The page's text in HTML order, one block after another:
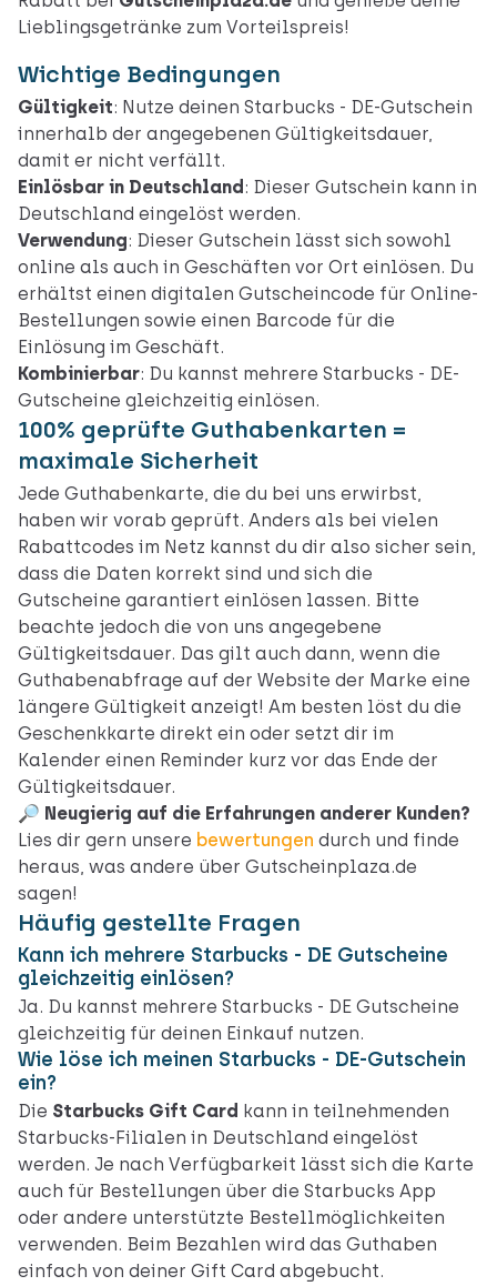
Lieblingsgetränke zum Vorteilspreis!
Wichtige Bedingungen
Gültigkeit: Nutze deinen Starbucks - DE-Gutschein
innerhalb der angegebenen Gültigkeitsdauer,
damit er nicht verfällt.
Einlösbar in Deutschland : Dieser Gutschein kann in
Deutschland eingelöst werden.
Verwendung: Dieser Gutschein lässt sich sowohl
online als auch in Geschäften vor Ort einlösen. Du
erhältst einen digitalen Gutscheincode für Online-
Bestellungen sowie einen Barcode für die
Einlösung im Geschäft.
Kombinierbar: Du kannst mehrere Starbucks - DE-
Gutscheine gleichzeitig einlösen.
100% geprüfte Guthabenkarten =
maximale Sicherheit
Jede Guthabenkarte, die du bei uns erwirbst,
haben wir vorab geprüft. Anders als bei vielen
Rabattcodes im Netz kannst du dir also sicher sein,
dass die Daten korrekt sind und sich die
Gutscheine garantiert einlösen lassen. Bitte
beachte jedoch die von uns angegebene
Gültigkeitsdauer. Das gilt auch dann, wenn die
Guthabenabfrage auf der Website der Marke eine
längere Gültigkeit anzeigt! Am besten löst du die
Geschenkkarte direkt ein oder setzt dir im
Kalender einen Reminder kurz vor das Ende der
Gültigkeitsdauer.
🔎 Neugierig auf die Erfahrungen anderer Kunden?
Lies dir gern unsere bewertungen durch und finde
heraus, was andere über Gutscheinplaza.de
sagen!
Häufig gestellte Fragen
Kann ich mehrere Starbucks - DE Gutscheine
gleichzeitig einlösen?
Ja. Du kannst mehrere Starbucks - DE Gutscheine
gleichzeitig für deinen Einkauf nutzen.
Wie löse ich meinen Starbucks - DE-Gutschein
ein?
Die Starbucks Gift Card kann in teilnehmenden
Starbucks-Filialen in Deutschland eingelöst
werden. Je nach Verfügbarkeit lässt sich die Karte
auch für Bestellungen über die Starbucks App
oder andere unterstützte Bestellmöglichkeiten
verwenden. Beim Bezahlen wird das Guthaben
einfach von deiner Gift Card abgebucht.